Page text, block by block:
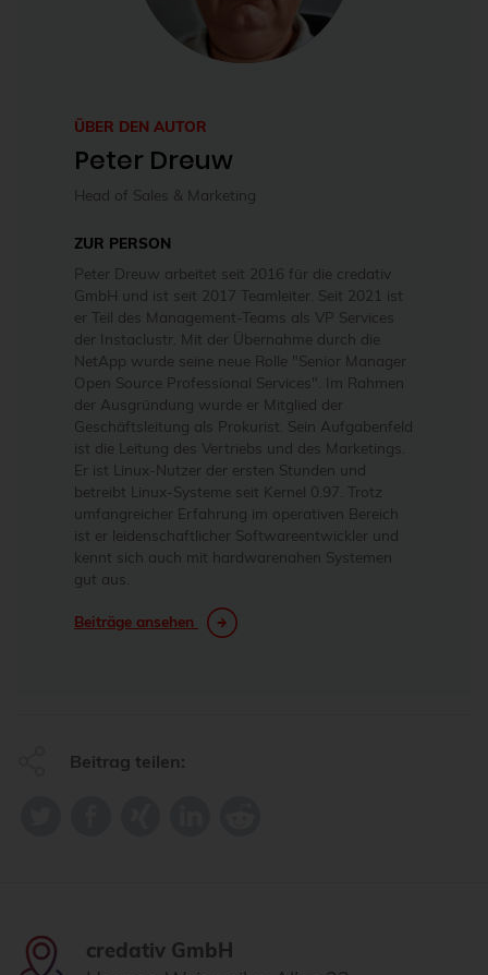
ÜBER DEN AUTOR
Peter Dreuw
Head of Sales & Marketing
ZUR PERSON
Peter Dreuw arbeitet seit 2016 für die credativ
GmbH und ist seit 2017 Teamleiter. Seit 2021 ist
er Teil des Management-Teams als VP Services
der Instaclustr. Mit der Übernahme durch die
NetApp wurde seine neue Rolle "Senior Manager
Open Source Professional Services". Im Rahmen
der Ausgründung wurde er Mitglied der
Geschäftsleitung als Prokurist. Sein Aufgabenfeld
ist die Leitung des Vertriebs und des Marketings.
Er ist Linux-Nutzer der ersten Stunden und
betreibt Linux-Systeme seit Kernel 0.97. Trotz
umfangreicher Erfahrung im operativen Bereich
ist er leidenschaftlicher Softwareentwickler und
kennt sich auch mit hardwarenahen Systemen
gut aus.
Beiträge ansehen
Beitrag teilen:
credativ GmbH